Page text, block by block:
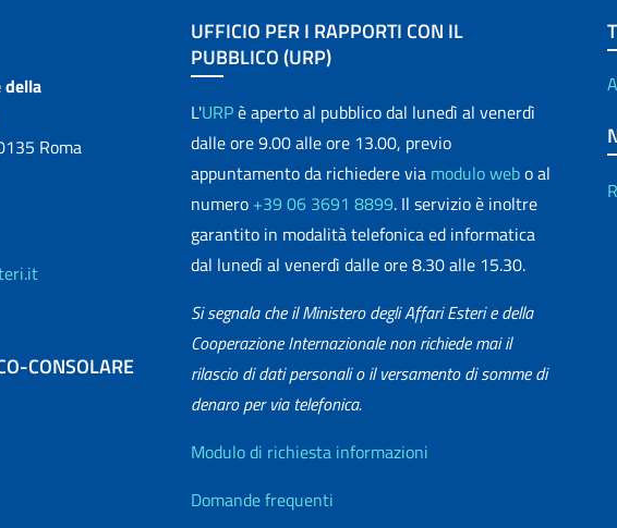
Roma
CONSOLARE
diplomatica
UFFICIO PER I RAPPORTI CON IL
PUBBLICO (URP)
L'URPè aperto al pubblico dal lunedì al venerdì
dalle ore 9.00 alle ore 13.00, previo
appuntamento da richiedere via modulo webo al
numero +39 06 3691 8899. Il servizio è inoltre
garantito in modalità telefonica ed informatica
dal lunedì al venerdì dalle ore 8.30 alle 15.30.
Si segnala che il Ministero degli Affari Esteri e della
Cooperazione Internazionale non richiede mai il
rilascio di dati personali o il versamento di somme di
denaro per via telefonica.
Info utili
Modulo di richiesta informazioni
Domande frequenti